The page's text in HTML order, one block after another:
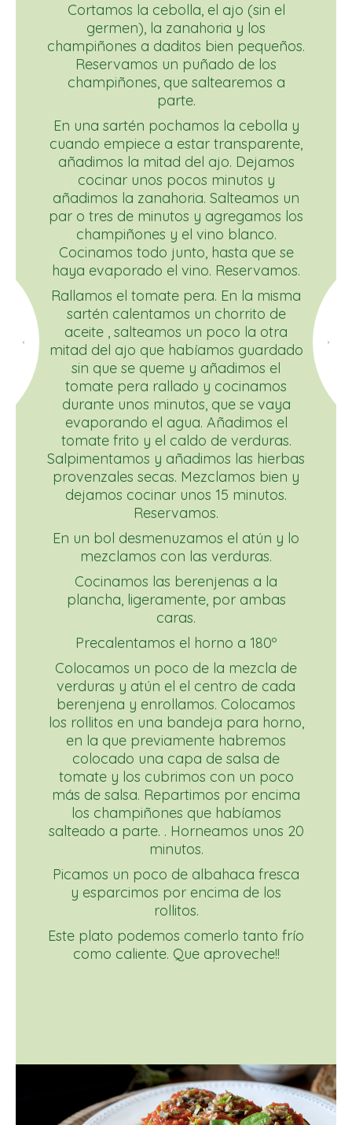
Cortamos la cebolla, el ajo (sin el
germen), la zanahoria y los
champiñones a daditos bien pequeños.
Reservamos un puñado de los
champiñones, que saltearemos a
parte.
En una sartén pochamos la cebolla y
cuando empiece a estar transparente,
añadimos la mitad del ajo. Dejamos
cocinar unos pocos minutos y
añadimos la zanahoria. Salteamos un
par o tres de minutos y agregamos los
champiñones y el vino blanco.
Cocinamos todo junto, hasta que se
haya evaporado el vino. Reservamos.
Rallamos el tomate pera. En la misma
sartén calentamos un chorrito de
aceite , salteamos un poco la otra
mitad del ajo que habíamos guardado
sin que se queme y añadimos el
tomate pera rallado y cocinamos
durante unos minutos, que se vaya
evaporando el agua. Añadimos el
tomate frito y el caldo de verduras.
Salpimentamos y añadimos las hierbas
provenzales secas. Mezclamos bien y
dejamos cocinar unos 15 minutos.
Reservamos.
En un bol desmenuzamos el atún y lo
mezclamos con las verduras.
Cocinamos las berenjenas a la
plancha, ligeramente, por ambas
caras.
Precalentamos el horno a 180º
Colocamos un poco de la mezcla de
verduras y atún el el centro de cada
berenjena y enrollamos. Colocamos
los rollitos en una bandeja para horno,
en la que previamente habremos
colocado una capa de salsa de
tomate y los cubrimos con un poco
más de salsa. Repartimos por encima
los champiñones que habíamos
salteado a parte. . Horneamos unos 20
minutos.
Picamos un poco de albahaca fresca
y esparcimos por encima de los
rollitos.
Este plato podemos comerlo tanto frío
como caliente. Que aproveche!!